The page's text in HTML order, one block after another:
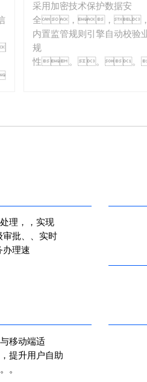
，
采用加密技术保护数据安
全，，
内置监管规则引擎自动校验
规
性。。。
，，实现
审批、、实时
务办理速
与移动端适
，，提升用户自助
。